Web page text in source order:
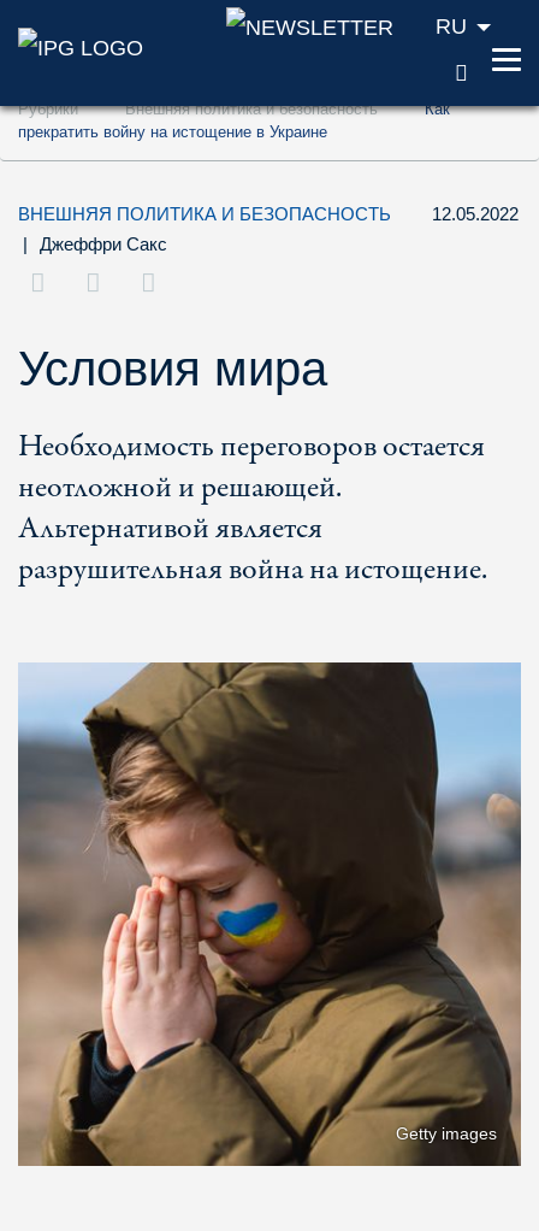
Перейти к содержанию (ключ доступа
Перейти к поиску (ключ доступа '2')
RU
Рубрики Внешняя политика и безопасность
Как
прекратить войну на истощение в Украине
ВНЕШНЯЯ ПОЛИТИКА И БЕЗОПАСНОСТЬ
12.05.2022
|
Джеффри Сакс
Условия мира
Необходимость переговоров остается
неотложной и решающей.
Альтернативой является
разрушительная война на истощение.
Getty images